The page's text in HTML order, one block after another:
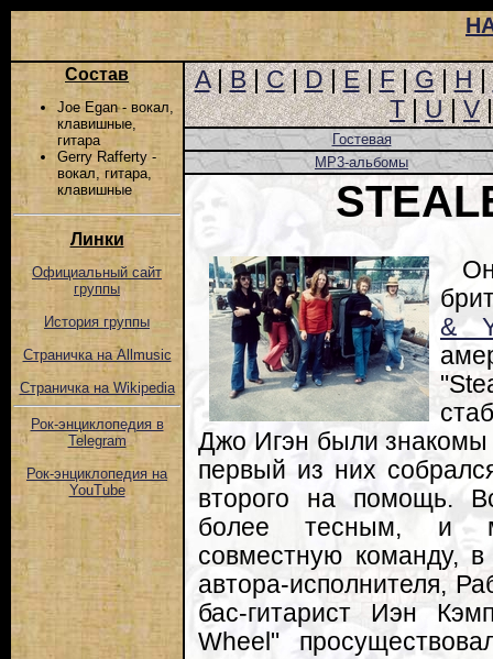
Состав
Joe Egan - вокал,
клавишные,
гитара
Gerry Rafferty -
вокал, гитара,
клавишные
Линки
Официальный сайт
группы
История группы
Страничка на Allmusic
Страничка на Wikipedia
Рок-энциклопедия в
Telegram
Рок-энциклопедия на
YouTube
A|B|C|D|E|F|G|H|
T|U|V
Гостевая
MP3-альбомы
&
Джо Игэн были знакомы
первый из них
второго на помощь.
более тесным, и
совместную команду,
автора-исполнителя,
бас-гитарист Иэн
Wheel"